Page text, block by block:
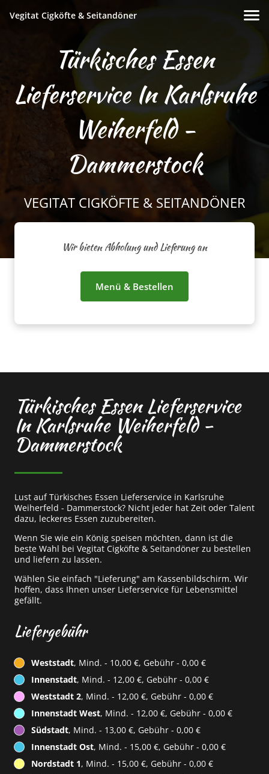
Vegitat Cigköfte & Seitandöner
Türkisches Essen
Lieferservice In Karlsruhe
Weiherfeld -
Dammerstock
VEGITAT CIGKÖFTE & SEITANDÖNER
Wir bieten Abholung und Lieferung an
Menü & Bestellen
Türkisches Essen Lieferservice
In Karlsruhe Weiherfeld -
Dammerstock
Lust auf Türkisches Essen Lieferservice in Karlsruhe
Weiherfeld - Dammerstock? Nicht jeder hat Zeit oder Talent
dazu, leckeres Essen zuzubereiten.
Wenn Sie wie ein König speisen möchten, dann ist die
beste Wahl bei Vegitat Cigköfte & Seitandöner zu bestellen
und liefern zu lassen.
Wählen Sie einfach "Lieferung" am Kassenbildschirm. Wir
hoffen, dass Ihnen unser Lieferservice für Lebensmittel
gefällt.
Liefergebühr
Weststadt, Mind. - 10,00 €, Gebühr - 0,00 €
Innenstadt, Mind. - 12,00 €, Gebühr - 0,00 €
Weststadt 2, Mind. - 12,00 €, Gebühr - 0,00 €
Innenstadt West, Mind. - 12,00 €, Gebühr - 0,00 €
Südstadt, Mind. - 13,00 €, Gebühr - 0,00 €
Innenstadt Ost, Mind. - 15,00 €, Gebühr - 0,00 €
Nordstadt 1, Mind. - 15,00 €, Gebühr - 0,00 €